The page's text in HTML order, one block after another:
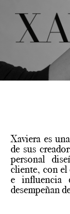
Xaviera es
de sus
personal
cliente, con el
e influencia
desempeñan